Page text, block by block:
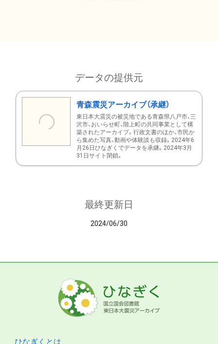
データの提供元
青森震災アーカイブ（承継）
東日本大震災の被災地である青森県八戸市、三
沢市、おいらせ町、階上町の共同事業として構
築されたアーカイブ。行政文書のほか、市民か
ら集めた写真、動画や体験談も収録。2024年6
月26日ひなぎくでデータを承継。2024年3月
31日サイト閉鎖。
最終更新日
2024/06/30
ひなぎくとは